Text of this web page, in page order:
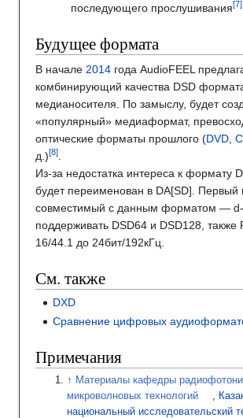
последующего прослушивания
.
Будущее формата
В начале 2014 года AudioFEEL
комбинирующий качества DSD
медианосителя. По замыслу, будет
«популярный» медиаформат,
оптические форматы прошлого (DVD
д.)
Из-за недостатка интереса к формату
будет переименован в DA[SD]. Первый
совместимый с данным форматом — d-
поддерживать DSD64 и DSD128, также
16/44.1 до 24бит/192кГц.
См. также
DXD
Сравнение цифровых
Примечания
Материалы кафедры
микроволновых технологий
,
национальный исследовательский